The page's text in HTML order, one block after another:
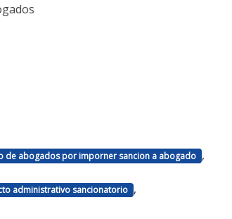
de abogados por imporner sancion a abogado ,
administrativo sancionatorio ,